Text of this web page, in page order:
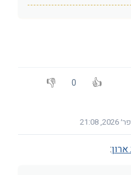
0
על ידי דניאל
: